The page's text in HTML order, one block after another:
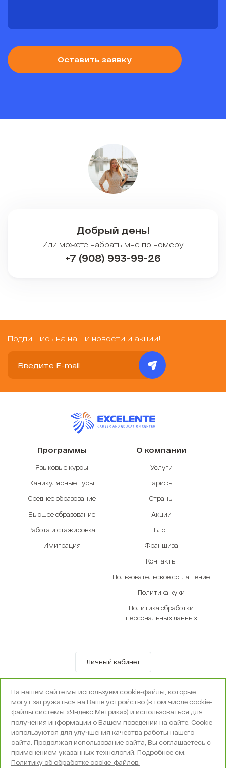
Оставить заявку
Добрый день!
Или можете набрать мне по номеру
+7 (908) 993-99-26
Подпишись на наши новости и акции!
Программы
Языковые курсы
Каникулярные туры
Среднее образование
Высшее образование
Работа и стажировка
Имиграция
О компании
Услуги
Тарифы
Страны
Акции
Блог
Франшиза
Контакты
Пользовательское соглашение
Политика куки
Политика обработки
персональных данных
Личный кабинет
© OOO «Экселенте» 2010-2026 г.
Политика конфиденциальности
Поддержка и сопровождение -Вебпространство
На нашем сайте мы используем cookie-файлы, которые
могут загружаться на Ваше устройство (в том числе cookie-
файлы системы «Яндекс.Метрика») и использоваться для
получения информации о Вашем поведении на сайте. Cookie
используются для улучшения качества работы нашего
сайта. Продолжая использование сайта, Вы соглашаетесь с
применением указанных технологий. Подробнее см.
Политику об обработке cookie-файлов.